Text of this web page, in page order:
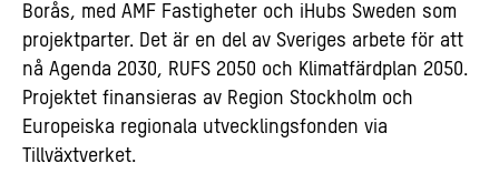
Borås, med AMF Fastigheter och iHubs Sweden som
projektparter. Det är en del av Sveriges arbete för att
nå Agenda 2030, RUFS 2050 och Klimatfärdplan 2050.
Projektet finansieras av Region Stockholm och
Europeiska regionala utvecklingsfonden via
Tillväxtverket.